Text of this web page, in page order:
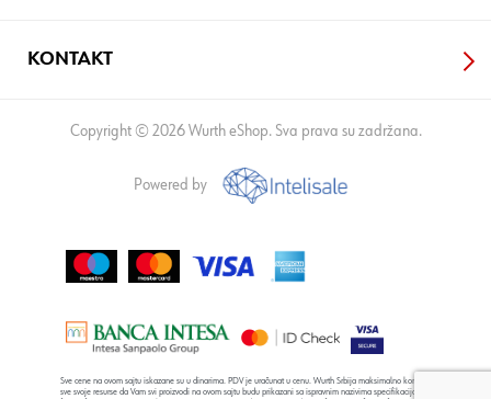
KONTAKT
Copyright © 2026 Wurth eShop. Sva prava su zadržana.
Powered by
Sve cene na ovom sajtu iskazane su u dinarima. PDV je uračunat u cenu. Wurth Srbija maksimalno koristi
sve svoje resurse da Vam svi proizvodi na ovom sajtu budu prikazani sa ispravnim nazivima specifikacija,